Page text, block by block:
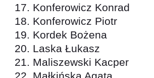
Konferowicz Konrad
Konferowicz Piotr
Kordek Bożena
Laska Łukasz
Maliszewski Kacper